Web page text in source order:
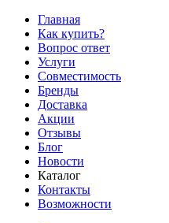
Главная
Как купить?
Вопрос ответ
Услуги
Совместимость
Бренды
Доставка
Акции
Отзывы
Блог
Новости
Каталог
Контакты
Возможности